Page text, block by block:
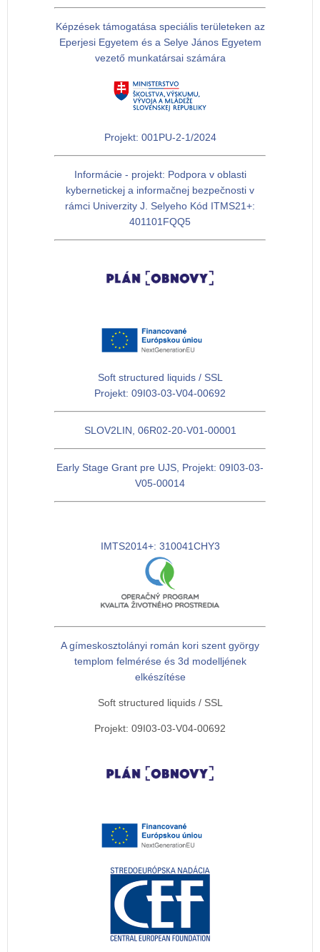
Képzések támogatása speciális területeken az
Eperjesi Egyetem és a Selye János Egyetem
vezető munkatársai számára
Projekt: 001PU-2-1/2024
Informácie - projekt: Podpora v oblasti
kybernetickej a informačnej bezpečnosti v
rámci Univerzity J. Selyeho Kód ITMS21+:
401101FQQ5
Soft structured liquids / SSL
Projekt: 09I03-03-V04-00692
SLOV2LIN, 06R02-20-V01-00001
Early Stage Grant pre UJS, Projekt: 09I03-03-
V05-00014
IMTS2014+: 310041CHY3
A gímeskosztolányi román kori szent györgy
templom felmérése és 3d modelljének
elkészítése
Soft structured liquids / SSL
Projekt: 09I03-03-V04-00692